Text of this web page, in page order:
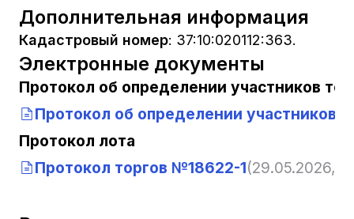
Дополнительная информация
Кадастровый номер: 37:10:020112:363.
Электронные документы
Протокол об определении участников
Протокол об определении участников
Протокол лота
Протокол торгов №18622-1(29.05.2026,